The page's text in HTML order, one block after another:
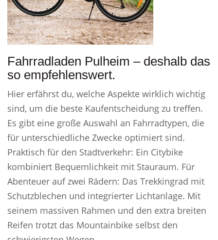
Fahrradladen Pulheim – deshalb das
so empfehlenswert.
Hier erfährst du, welche Aspekte wirklich wichtig
sind, um die beste Kaufentscheidung zu treffen.
Es gibt eine große Auswahl an Fahrradtypen, die
für unterschiedliche Zwecke optimiert sind.
Praktisch für den Stadtverkehr: Ein Citybike
kombiniert Bequemlichkeit mit Stauraum. Für
Abenteuer auf zwei Rädern: Das Trekkingrad mit
Schutzblechen und integrierter Lichtanlage. Mit
seinem massiven Rahmen und den extra breiten
Reifen trotzt das Mountainbike selbst den